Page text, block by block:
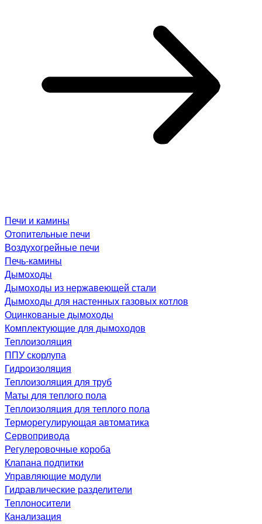
Печи и камины
Отопительные печи
Воздухогрейные печи
Печь-камины
Дымоходы
Дымоходы из нержавеющей стали
Дымоходы для настенных газовых котлов
Оцинкованые дымоходы
Комплектующие для дымоходов
Теплоизоляция
ППУ скорлупа
Гидроизоляция
Теплоизоляция для труб
Маты для теплого пола
Теплоизоляция для теплого пола
Терморегулирующая автоматика
Сервопривода
Регулеровочные короба
Клапана подпитки
Управляющие модули
Гидравлические разделители
Теплоносители
Канализация